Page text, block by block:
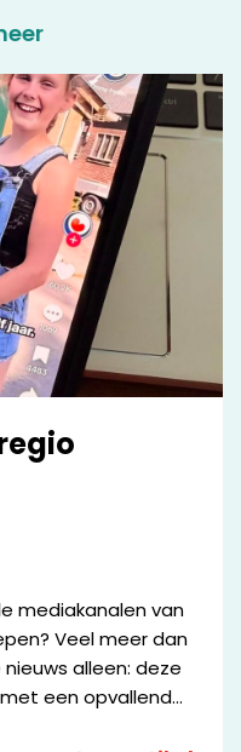
mediakanalen van
Veel meer dan
alleen: deze
een opvallende